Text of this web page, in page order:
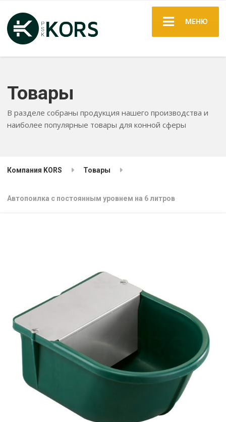
МЕНЮ
Товары
В разделе собраны продукция нашего производства и
наиболее популярные товары для конной сферы
Компания KORS Товары
Автопоилка с постоянным уровнем на 6 литров